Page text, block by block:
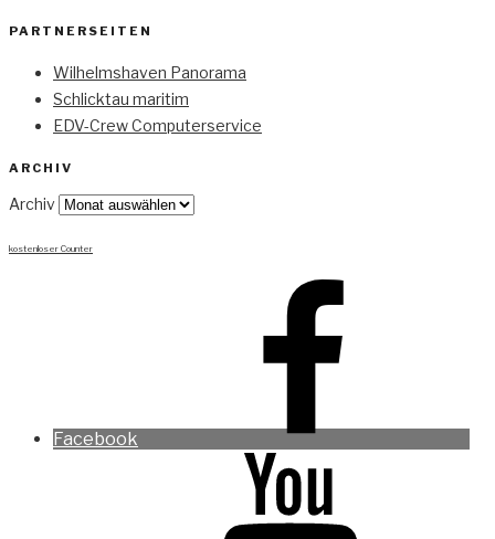
PARTNERSEITEN
Wilhelmshaven Panorama
Schlicktau maritim
EDV-Crew Computerservice
ARCHIV
Archiv
kostenloser Counter
Facebook